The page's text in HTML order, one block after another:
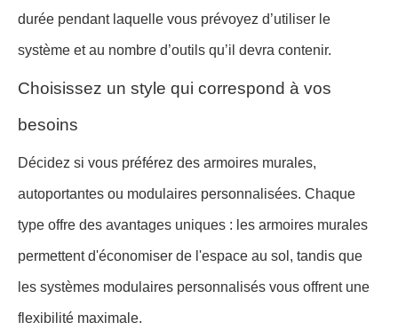
durée pendant laquelle vous prévoyez d’utiliser le
système et au nombre d’outils qu’il devra contenir.
Choisissez un style qui correspond à vos
besoins
Décidez si vous préférez des armoires murales,
autoportantes ou modulaires personnalisées. Chaque
type offre des avantages uniques : les armoires murales
permettent d'économiser de l'espace au sol, tandis que
les systèmes modulaires personnalisés vous offrent une
flexibilité maximale.